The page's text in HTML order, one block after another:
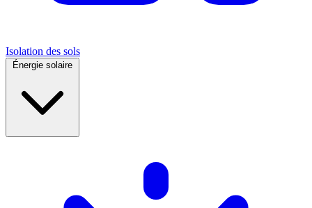
Isolation des sols